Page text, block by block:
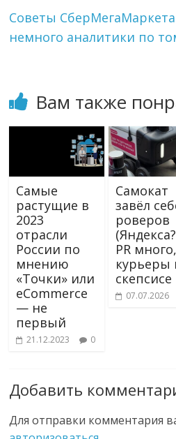
читателем.
i
i
Советы
немного аналитики по
Вам также
Самые
растущие в
2023
отрасли
России по
мнению
«Точки» или
eCommerce
— не
первый
21.12.2023 0
Самокат
завёл
роверов
PR много,
курьеры
скепсисе
07.07.2026
Добавить
Для отправки комментария